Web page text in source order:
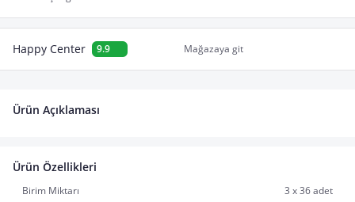
Happy Center 9.9 Mağazaya git
Ürün Açıklaması
Ürün Özellikleri
Birim Miktarı
3 x 36 adet